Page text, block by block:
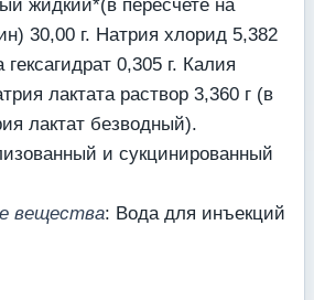
жидкий*(в пересчете на
30,00 г. Натрия хлорид 5,382
0,305 г. Калия
лактата раствор 3,360 г (в
лактат безводный).
и сукцинированный
вещества: Вода для инъекций